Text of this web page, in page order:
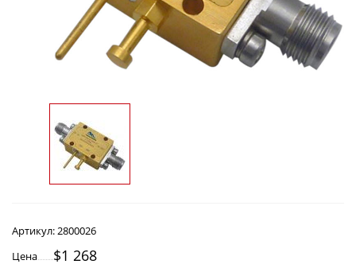
Артикул:2800026
Цена
$1 268